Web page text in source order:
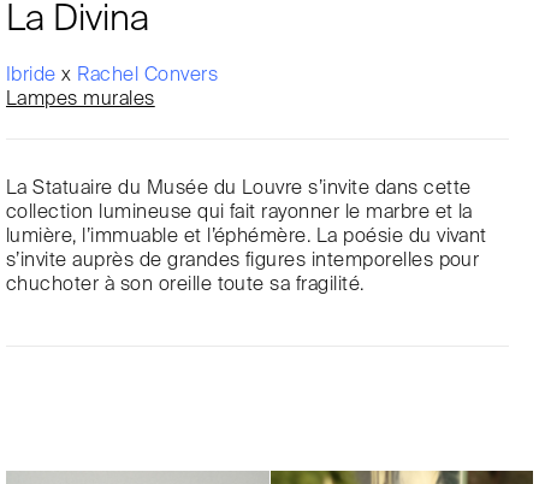
La Divina
Ibridex Rachel Convers
Lampes murales
La Statuaire du Musée du Louvre s’invite dans cette
collection lumineuse qui fait rayonner le marbre et la
lumière, l’immuable et l’éphémère. La poésie du vivant
s’invite auprès de grandes figures intemporelles pour
chuchoter à son oreille toute sa fragilité.